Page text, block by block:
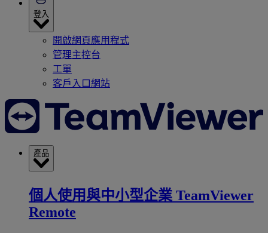
登入
開啟網頁應用程式
管理主控台
工單
客戶入口網站
產品
個人使用與中小型企業 TeamViewer
Remote